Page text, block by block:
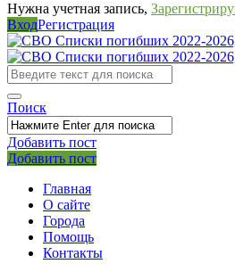
Нужна учетная запись,
ВходРегистрация
СВО
Списки
погибших
2022-
2026,
Новости
СВО
Поиск
Добавить пост
Мобильное
меню
Выйти
Добавить пост
Главная
О сайте
Города
Помощь
Контакты